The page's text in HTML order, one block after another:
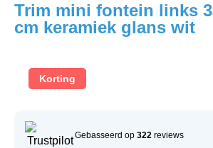
Trim mini fontein links
cm keramiek glans wit
Korting
Gebasseerd op 322 reviews